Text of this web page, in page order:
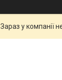
Зараз у компанії